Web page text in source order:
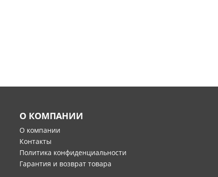
О КОМПАНИИ
О компании
Контакты
Политика конфиденциальности
Гарантия и возврат товара